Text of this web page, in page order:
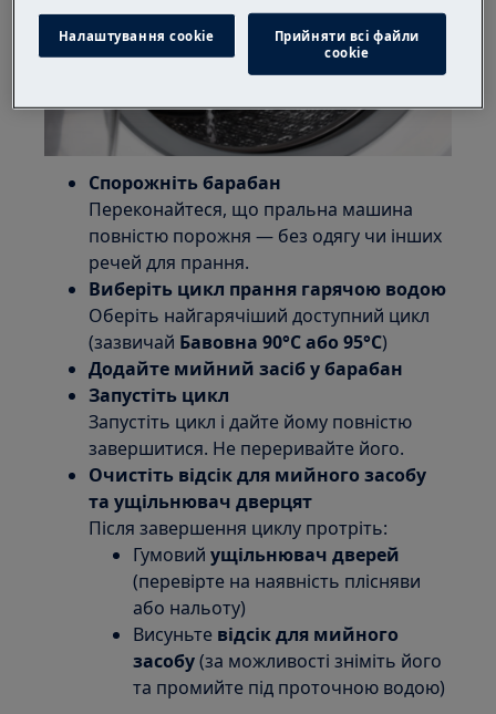
Спорожніть барабан
Переконайтеся, що пральна машина
повністю порожня — без одягу чи інших
речей для прання.
Виберіть цикл прання гарячою водою
Оберіть найгарячіший доступний цикл
(зазвичай Бавовна 90°C або 95°C)
Додайте мийний засіб у барабан
Запустіть цикл
Запустіть цикл і дайте йому повністю
завершитися. Не переривайте його.
Очистіть відсік для мийного засобу
та ущільнювач дверцят
Після завершення циклу протріть:
Гумовийущільнювач дверей
(перевірте на наявність плісняви
або нальоту)
Висуньте відсік для мийного
засобу(за можливості зніміть його
та промийте під проточною водою)
Налаштування cookie
Прийняти всі файли
сookie